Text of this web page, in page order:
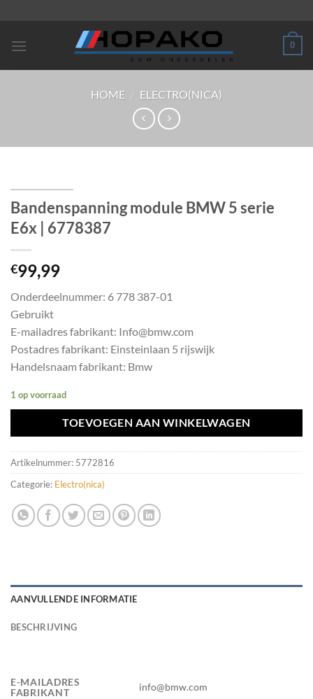
inhoud
0
HOME / ELECTRO(NICA)
Bandenspanning module BMW 5 serie
E6x | 6778387
€99,99
Onderdeelnummer: 6 778 387-01
Gebruikt
E-mailadres fabrikant: Info@bmw.com
Postadres fabrikant: Einsteinlaan 5 rijswijk
Handelsnaam fabrikant: Bmw
1 op voorraad
TOEVOEGEN AAN WINKELWAGEN
Artikelnummer: 5772816
Categorie: Electro(nica)
AANVULLENDE INFORMATIE
BESCHRIJVING
E-MAILADRES
FABRIKANT
info@bmw.com